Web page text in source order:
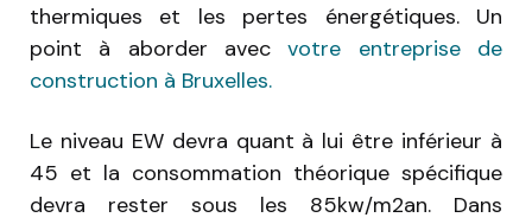
thermiques et les pertes énergétiques. Un
point à aborder avecvotre entreprise de
construction à Bruxelles.
Le niveau EW devra quant à lui être inférieur à
45 et la consommation théorique spécifique
devra rester sous les 85kw/m2an. Dans